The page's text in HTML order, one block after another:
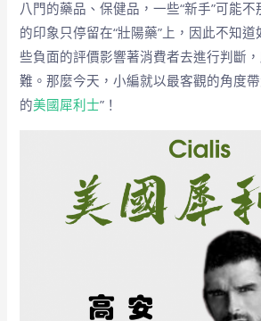
八門的藥品、保健品，一些“新手”可能
的印象只停留在“壯陽藥”上，因此不知
些負面的評價影響著消費者去進行判斷
難。那麼今天，小編就以最客觀的角度
的美國犀利士”！